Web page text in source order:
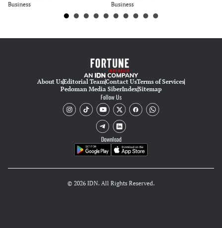
Business Business
About UsEditorial TeamContact UsTerms of Services
Pedoman Media SiberIndexSitemap
Follow Us
Download
© 2026 IDN. All Rights Reserved.